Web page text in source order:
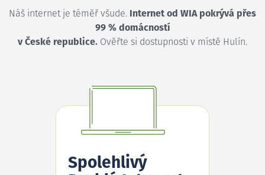
Náš internet je téměř všude. Internet od WIA pokrývá přes
99 % domácností
v České republice. Ověřte si dostupnosti v místě Hulín.
Spolehlivý